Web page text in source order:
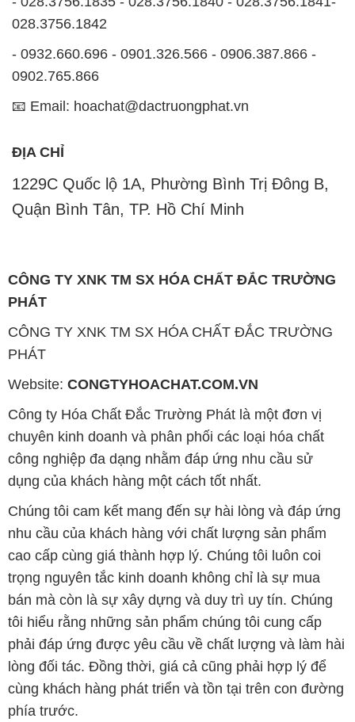
📧 Email: hoachat@dactruongphat.vn
ĐỊA CHỈ
1229C Quốc lộ 1A, Phường Bình Trị Đông B,
Quận Bình Tân, TP. Hồ Chí Minh
CÔNG TY XNK TM SX HÓA CHẤT ĐẮC TRƯỜNG
PHÁT
Website:CONGTYHOACHAT.COM.VN
chuyên kinh doanh và phân phối các loại hóa chất
công nghiệp đa dạng nhằm đáp ứng nhu cầu sử
dụng của khách hàng một cách tốt nhất.
Chúng tôi cam kết mang đến sự hài lòng và đáp ứng
nhu cầu của khách hàng với chất lượng sản phẩm
cao cấp cùng giá thành hợp lý. Chúng tôi luôn coi
trọng nguyên tắc kinh doanh không chỉ là sự mua
bán mà còn là sự xây dựng và duy trì uy tín. Chúng
tôi hiểu rằng những sản phẩm chúng tôi cung cấp
phải đáp ứng được yêu cầu về chất lượng và làm hài
lòng đối tác. Đồng thời, giá cả cũng phải hợp lý để
cùng khách hàng phát triển và tồn tại trên con đường
phía trước.
Công ty Hóa Chất Đắc Trường Phát có thể đáp ứng
đa dạng các nhu cầu về hóa chất và phục vụ cho tất
cả các ngành nghề, lĩnh vực sản xuất khác nhau tại
TP. Hồ Chí Minh. Chúng tôi cam kết cung cấp và